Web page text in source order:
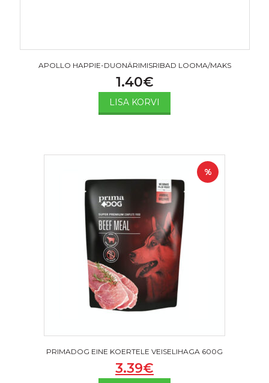
APOLLO HAPPIE-DUONÄRIMISRIBAD LOOMA/MAKS
1.40€
LISA KORVI
%
PRIMADOG EINE KOERTELE VEISELIHAGA 600G
3.39€